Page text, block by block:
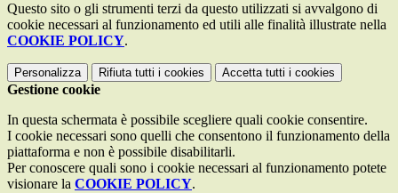
Questo sito o gli strumenti terzi da questo utilizzati si avvalgono di
cookie necessari al funzionamento ed utili alle finalità illustrate nella
COOKIE POLICY.
Personalizza Rifiuta tutti i cookies Accetta tutti i cookies
Gestione cookie
In questa schermata è possibile scegliere quali cookie consentire.
I cookie necessari sono quelli che consentono il funzionamento della
piattaforma e non è possibile disabilitarli.
Per conoscere quali sono i cookie necessari al funzionamento potete
visionare la COOKIE POLICY.